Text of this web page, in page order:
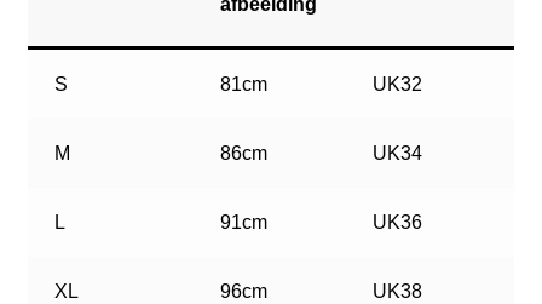
afbeelding
S 81cm UK32
M 86cm UK34
L 91cm UK36
XL 96cm UK38